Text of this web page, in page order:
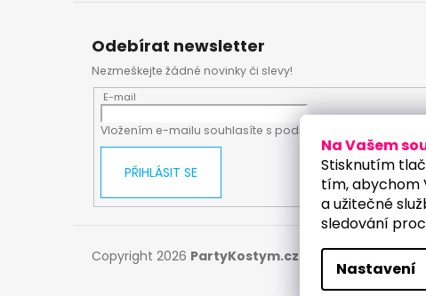
Na Vašem
Stisknutím
tím, abychom
a užitečné
sledování
Nastavení
Odebírat newsletter
Nezmeškejte žádné novinky či slevy!
E-mail
Vložením e-mailu souhlasíte s podmínkami ochrany
PŘIHLÁSIT SE
Copyright 2026 PartyKostym.cz . Všechna práva